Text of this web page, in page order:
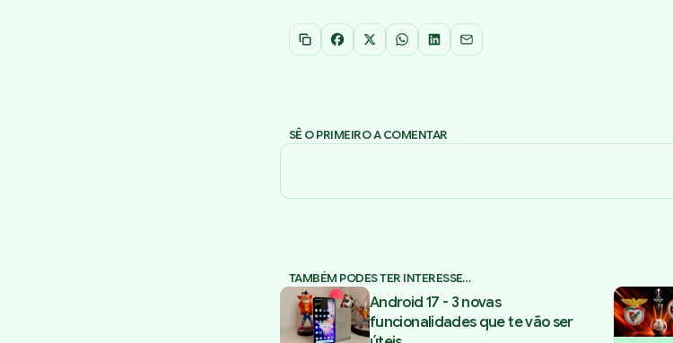
Copiar link
Facebook
X WhatsApp
LinkedInEmail
SÊ O PRIMEIRO A COMENTAR
TAMBÉM PODES TER INTERESSE…
Android 17 - 3 novas
funcionalidades que te vão ser